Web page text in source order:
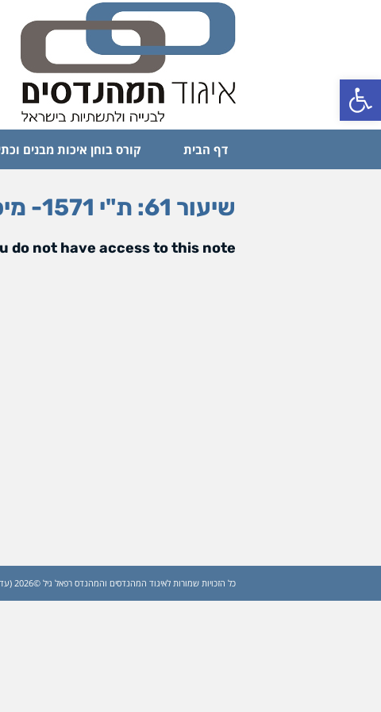
פתח סרגל נגישות
דף הבית קורס בוחן איכות מבנים
שיעור 61: ת"י 1571- מיסעות מריצוף בטון
do not have access to this note.
כל הזכויות שמורות לאיגוד המהנדסים והמהנדס רפאל גיל ©2026 (עדכון: 2026)